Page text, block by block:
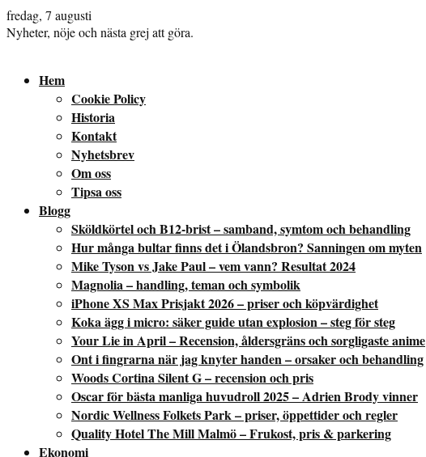
fredag, 7 augusti
Nyheter, nöje och nästa grej att göra.
Hem
Cookie Policy
Historia
Kontakt
Nyhetsbrev
Om oss
Tipsa oss
Blogg
Sköldkörtel och B12-brist – samband, symtom och behandling
Hur många bultar finns det i Ölandsbron? Sanningen om myten
Mike Tyson vs Jake Paul – vem vann? Resultat 2024
Magnolia – handling, teman och symbolik
iPhone XS Max Prisjakt 2026 – priser och köpvärdighet
Koka ägg i micro: säker guide utan explosion – steg för steg
Your Lie in April – Recension, åldersgräns och sorgligaste anime
Ont i fingrarna när jag knyter handen – orsaker och behandling
Woods Cortina Silent G – recension och pris
Oscar för bästa manliga huvudroll 2025 – Adrien Brody vinner
Nordic Wellness Folkets Park – priser, öppettider och regler
Quality Hotel The Mill Malmö – Frukost, pris & parkering
Ekonomi